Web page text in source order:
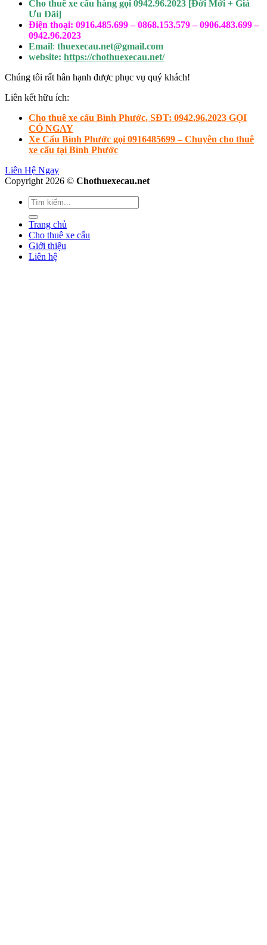
Cho thuê xe cẩu hàng gọi 0942.96.2023 [Đời Mới + Giá
Ưu Đãi]
Điện thoại: 0916.485.699 – 0868.153.579 – 0906.483.699 –
0942.96.2023
Email: thuexecau.net@gmail.com
website: https://chothuexecau.net/
Chúng tôi rất hân hạnh được phục vụ quý khách!
Liên kết hữu ích:
Cho thuê xe cẩu Bình Phước, SĐT: 0942.96.2023 GỌI
CÓ NGAY
Xe Cẩu Bình Phước gọi 0916485699 – Chuyên cho thuê
xe cẩu tại Bình Phước
Liên Hệ Ngay
Copyright 2026 © Chothuexecau.net
Trang chủ
Cho thuê xe cẩu
Giới thiệu
Liên hệ